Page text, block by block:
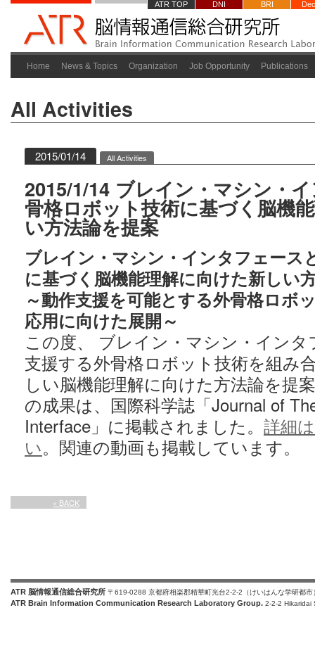
ATR TOP DNI BRI
Home News & Topics Organization Job Opportunity Publications
All Activities
2015/01/14 All Activities
2015/1/14 ブレイン・マシン・
骨格ロボット技術に基づく脳機
い方法論を提案
ブレイン・マシン・インタフェース
に基づく脳機能理解に向けた新しい
～動作支援を可能とする外骨格ロボ
応用に向けた展開～
この度、 ブレイン・マシン・イン
支援する外骨格ロボット技術を組み
しい脳機能理解に向けた方法論を提
の成果は、国際科学誌「Journal of
Interface」に掲載されました。 詳細
い。関連の動画も掲載しています。
« BACK
ATR 脳情報通信総合研究所 〒619-0288 京都府相楽郡精華町光台2-2-2（けいはんな学研都市
ATR Brain Information Communication Research Laboratory Group. 2-2-2 Hikaridai